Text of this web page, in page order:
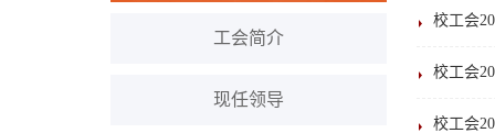
工会简介
现任领导
校工会
校工会
校工会